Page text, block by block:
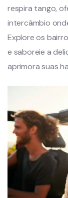
respira tango,
intercâmbio
Explore os
e saboreie a
aprimora suas